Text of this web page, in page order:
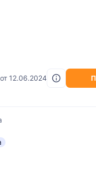
12.06.2024